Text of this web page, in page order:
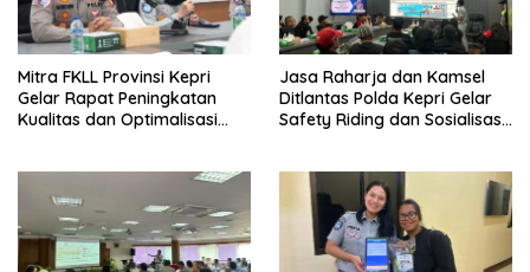
Mitra FKLL Provinsi Kepri
Gelar Rapat Peningkatan
Kualitas dan Optimalisasi
Jasa Raharja dan Kamsel
Ditlantas Polda Kepri Gelar
Safety Riding dan Sosialisasi
Indonesia